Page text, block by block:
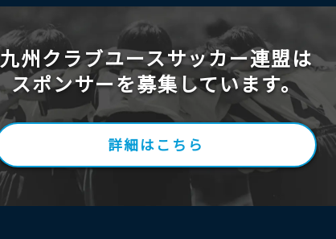
九州クラブユースサッカー連盟は
スポンサーを募集しています。
詳細はこちら